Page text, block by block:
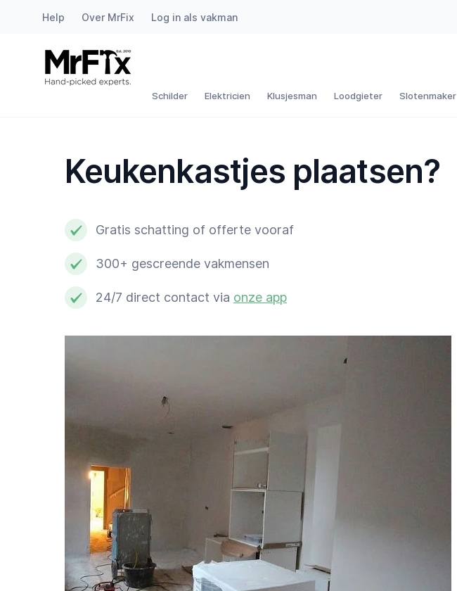
Help Over MrFix Log in als vakman
Schilder Elektricien Klusjesman Loodgieter Slotenmaker
Schilder
Loodgieter
Slotenmaker
Witgoedmonteur
Hovenier
Schoonmaker
Computer expert
Keukenkastjes plaatsen?
Gratis schatting of offerte vooraf
300+ gescreende vakmensen
24/7 direct contact via onze app